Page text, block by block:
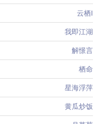
云栖I
我即江湖
解憬言
栖命
星海浮萍
黄瓜炒饭